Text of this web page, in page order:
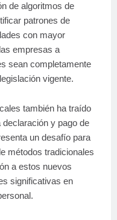
de algoritmos de
patrones de
con mayor
empresas a
sean completamente
vigente.
también ha traído
y pago de
un desafío para
métodos tradicionales
a estos nuevos
significativas en